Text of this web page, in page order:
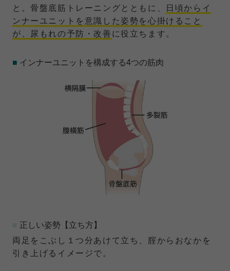
と。骨盤底筋トレーニングとともに、
日頃からイ
ンナーユニットを意識した姿勢を心掛けること
が、尿もれの予防・改善 に役立ちます。
■ インナーユニットを構成する4つの筋肉
正しい姿勢【立ち方】
両足をこぶし１つ分あけて立ち、腟からおなかを
引き上げるイメージで。